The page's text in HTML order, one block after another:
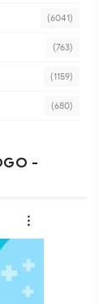
(6041)
(763)
(1159)
(680)
-